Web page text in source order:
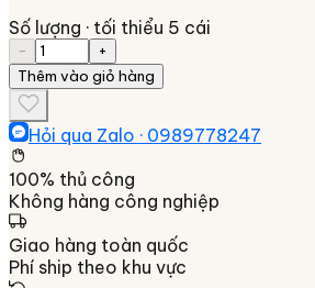
Số lượng · tối thiểu 5 cái
−
+
Thêm vào giỏ hàng
Hỏi qua Zalo · 0989778247
100% thủ công
Không hàng công nghiệp
Giao hàng toàn quốc
Phí ship theo khu vực